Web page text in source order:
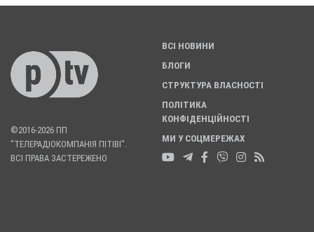
©2016-2026 ПП
"ТЕЛЕРАДІОКОМПАНІЯ ПІТІВІ".
ВСІ ПРАВА ЗАСТЕРЕЖЕНО
ВСІ НОВИНИ
БЛОГИ
СТРУКТУРА ВЛАСНОСТІ
ПОЛІТИКА
КОНФІДЕНЦІЙНОСТІ
МИ У СОЦМЕРЕЖАХ